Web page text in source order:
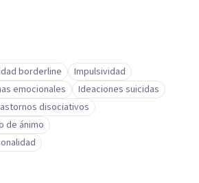
borderline
Impulsividad
emocionales
Ideaciones suicidas
disociativos
de ánimo